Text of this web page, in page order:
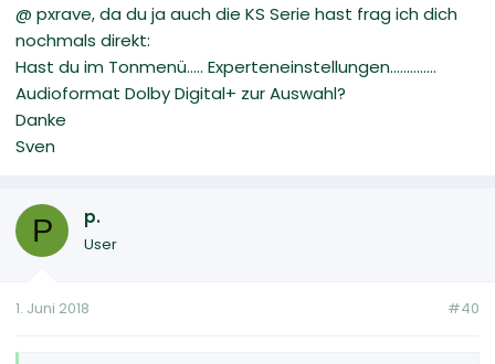
@ pxrave, da du ja auch die KS Serie hast frag ich dich
nochmals direkt:
Hast du im Tonmenü..... Experteneinstellungen..............
Audioformat Dolby Digital+ zur Auswahl?
Danke
Sven
P p.
User
1. Juni 2018 #40